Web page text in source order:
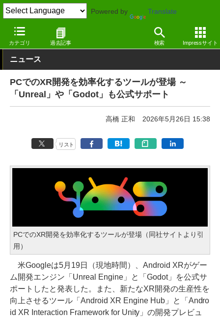
Powered by Translate
カテゴリ 過去記事 検索 Impressサイト
窓の杜 プログラミング Android
ニュース
PCでのXR開発を効率化するツールが登場 ～
「Unreal」や「Godot」も公式サポート
高橋 正和 2026年5月26日 15:38
リスト
PCでのXR開発を効率化するツールが登場（同社サイトより引
用）
米Googleは5月19日（現地時間）、Android XRがゲー
ム開発エンジン「Unreal Engine」と「Godot」を公式サ
ポートしたと発表した。また、新たなXR開発の生産性を
向上させるツール「Android XR Engine Hub」と「Andro
id XR Interaction Framework for Unity」の開発プレビュ